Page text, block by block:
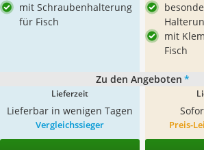
mit Schraubenhalterung
für Fisch
mit
Fisch
Zu den Angeboten *
Lieferzeit
Lieferbar in wenigen Tagen
Vergleichssieger Preis-